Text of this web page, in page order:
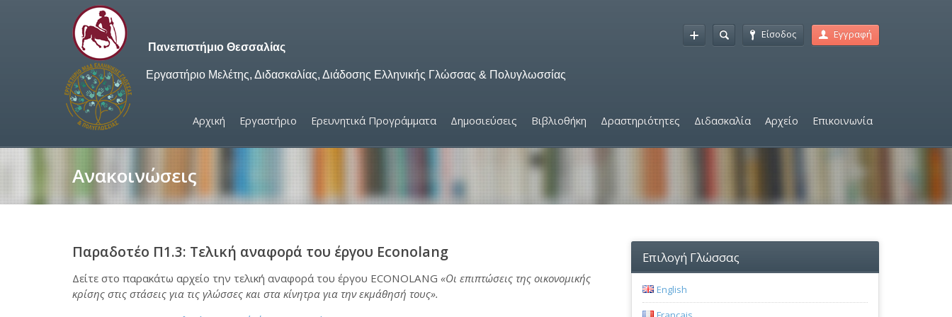
Πανεπιστήμιο Θεσσαλίας
Εργαστήριο Μελέτης, Διδασκαλίας, Διάδοσης Ελληνικής Γλώσσας & Πολυγλωσσίας
Είσοδος Εγγραφή
Αρχική Εργαστήριο Ερευνητικά Προγράμματα Δημοσιεύσεις Βιβλιοθήκη Δραστηριότητες Διδασκαλία Αρχείο Επικοινωνία
Ανακοινώσεις
Παραδοτέo Π1.3: Τελική αναφορά του έργου Econolang
Δείτε στο παρακάτω αρχείο την τελική αναφορά του έργου ECONOLANG «Οι επιπτώσεις της οικονομικής
κρίσης στις στάσεις για τις γλώσσες και στα κίνητρα για την εκμάθησή τους».
Επιλογή Γλώσσας
English